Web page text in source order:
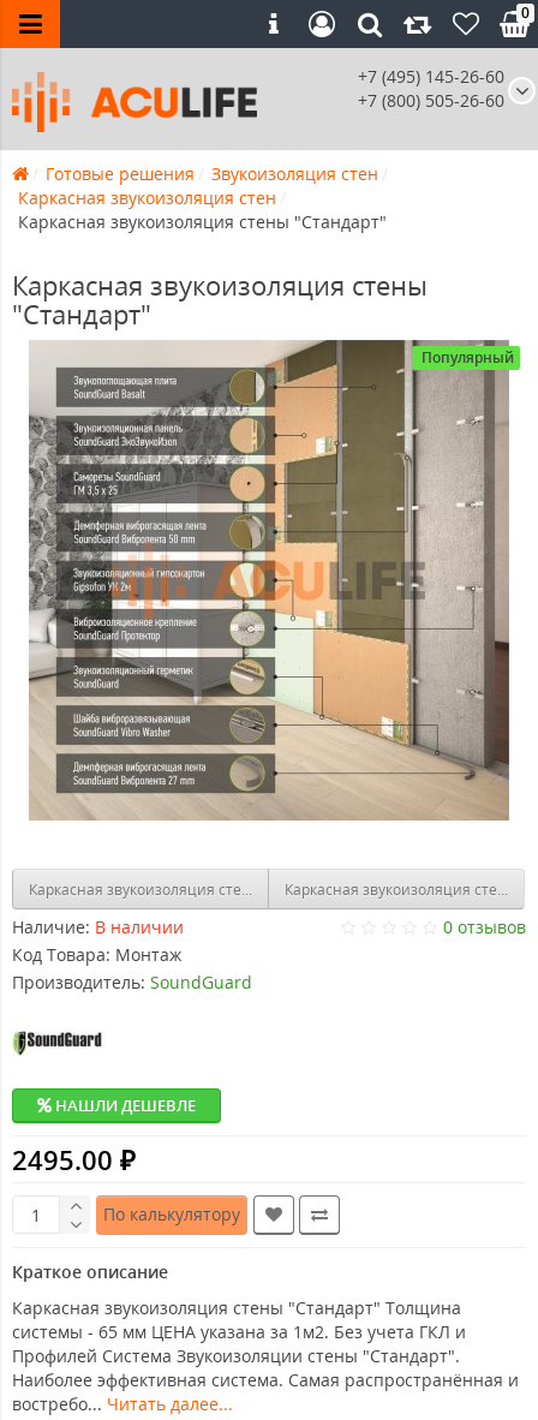
+7 (495) 145-26-60
+7 (800) 505-26-60
0
Готовые решения
Звукоизоляция стен
Каркасная звукоизоляция стен
Каркасная звукоизоляция стены "Стандарт"
Каркасная звукоизоляция стены
"Стандарт"
Популярный
Каркасная звукоизоляция стены "Стандарт+"Каркасная звукоизоляция
Наличие: В наличии
0 отзывов
Код Товара: Монтаж
Производитель: SoundGuard
НАШЛИ ДЕШЕВЛЕ
2495.00 ₽
По калькулятору
Краткое описание
Каркасная звукоизоляция стены "Стандарт" Толщина
системы - 65 мм ЦЕНА указана за 1м2. Без учета ГКЛ и
Профилей Система Звукоизоляции стены "Стандарт".
Наиболее эффективная система. Самая распространённая и
востребо... Читать далее...